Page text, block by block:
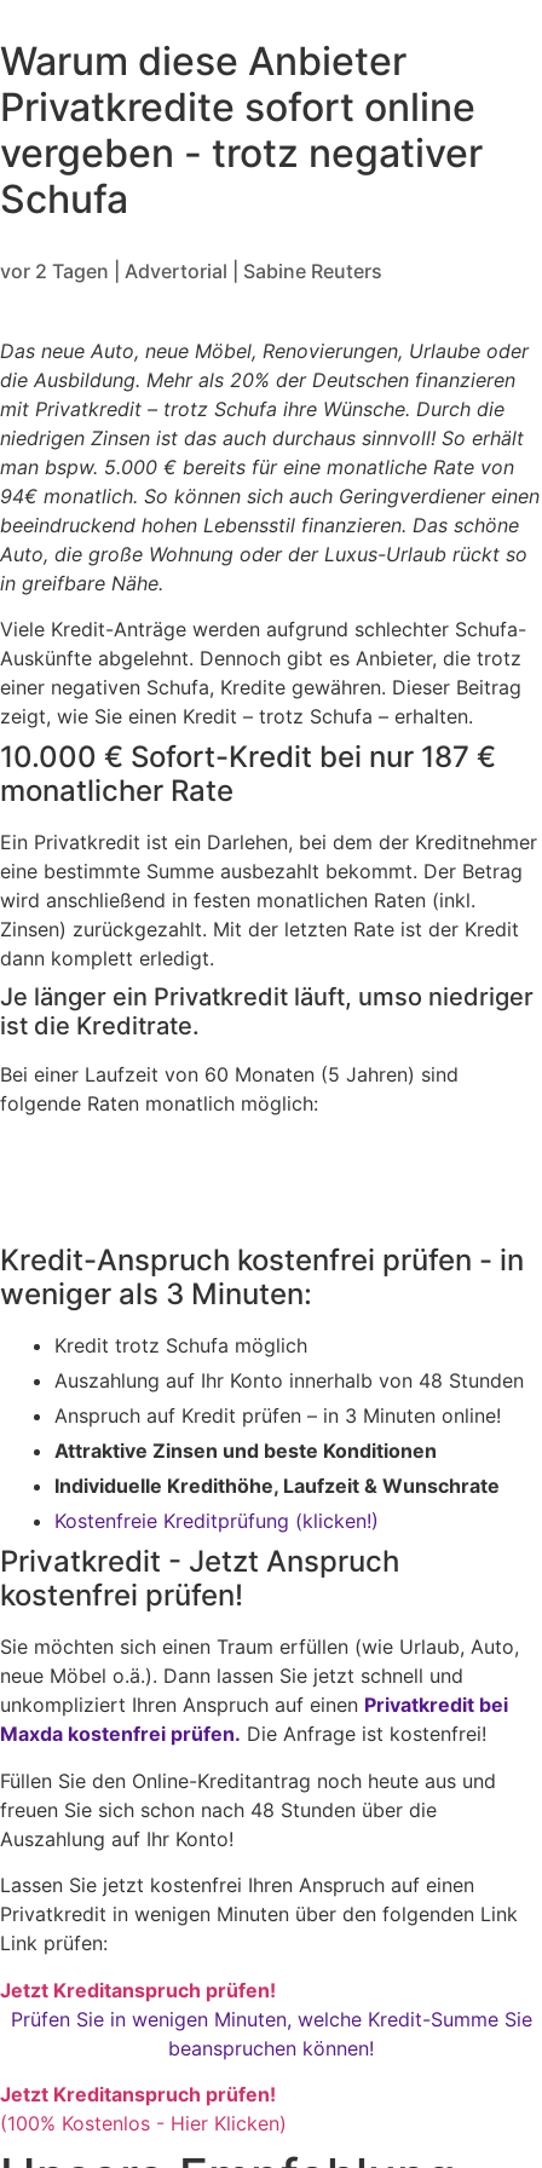
Warum diese Anbieter
Privatkredite sofort online
vergeben - trotz negativer
Schufa
vor 2 Tagen | Advertorial | Sabine Reuters
Das neue Auto, neue Möbel, Renovierungen, Urlaube oder
die Ausbildung. Mehr als 20% der Deutschen finanzieren
mit Privatkredit – trotz Schufa ihre Wünsche. Durch die
niedrigen Zinsen ist das auch durchaus sinnvoll! So erhält
man bspw. 5.000 € bereits für eine monatliche Rate von
94€ monatlich. So können sich auch Geringverdiener einen
beeindruckend hohen Lebensstil finanzieren. Das schöne
Auto, die große Wohnung oder der Luxus-Urlaub rückt so
in greifbare Nähe.
Viele Kredit-Anträge werden aufgrund schlechter Schufa-
Auskünfte abgelehnt. Dennoch gibt es Anbieter, die trotz
einer negativen Schufa, Kredite gewähren. Dieser Beitrag
zeigt, wie Sie einen Kredit – trotz Schufa – erhalten.
10.000 € Sofort-Kredit bei nur 187 €
monatlicher Rate
Ein Privatkredit ist ein Darlehen, bei dem der Kreditnehmer
eine bestimmte Summe ausbezahlt bekommt. Der Betrag
wird anschließend in festen monatlichen Raten (inkl.
Zinsen) zurückgezahlt. Mit der letzten Rate ist der Kredit
dann komplett erledigt.
Je länger ein Privatkredit läuft, umso niedriger
ist die Kreditrate.
Bei einer Laufzeit von 60 Monaten (5 Jahren) sind
folgende Raten monatlich möglich:
Kredit-Anspruch kostenfrei prüfen - in
weniger als 3 Minuten:
Kredit trotz Schufa möglich
Auszahlung auf Ihr Konto innerhalb von 48 Stunden
Anspruch auf Kredit prüfen – in 3 Minuten online!
Attraktive Zinsen und beste Konditionen
Individuelle Kredithöhe, Laufzeit & Wunschrate
Kostenfreie Kreditprüfung (klicken!)
Privatkredit - Jetzt Anspruch
kostenfrei prüfen!
Sie möchten sich einen Traum erfüllen (wie Urlaub, Auto,
neue Möbel o.ä.). Dann lassen Sie jetzt schnell und
unkompliziert Ihren Anspruch auf einen Privatkredit bei
Maxda kostenfrei prüfen. Die Anfrage ist kostenfrei!
Füllen Sie den Online-Kreditantrag noch heute aus und
freuen Sie sich schon nach 48 Stunden über die
Auszahlung auf Ihr Konto!
Lassen Sie jetzt kostenfrei Ihren Anspruch auf einen
Privatkredit in wenigen Minuten über den folgenden Link
Link prüfen:
Jetzt Kreditanspruch prüfen!
Prüfen Sie in wenigen Minuten, welche Kredit-Summe Sie
beanspruchen können!
Jetzt Kreditanspruch prüfen!
(100% Kostenlos - Hier Klicken)